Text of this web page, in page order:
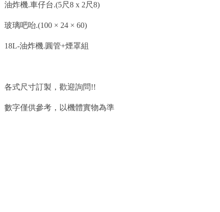
油炸機.車仔台.(5尺8 x 2尺8)
玻璃吧咍.(100 × 24 × 60)
18L-油炸機.圓管+煙罩組
各式尺寸訂製，歡迎詢問!!
數字僅供參考，以機體實物為準